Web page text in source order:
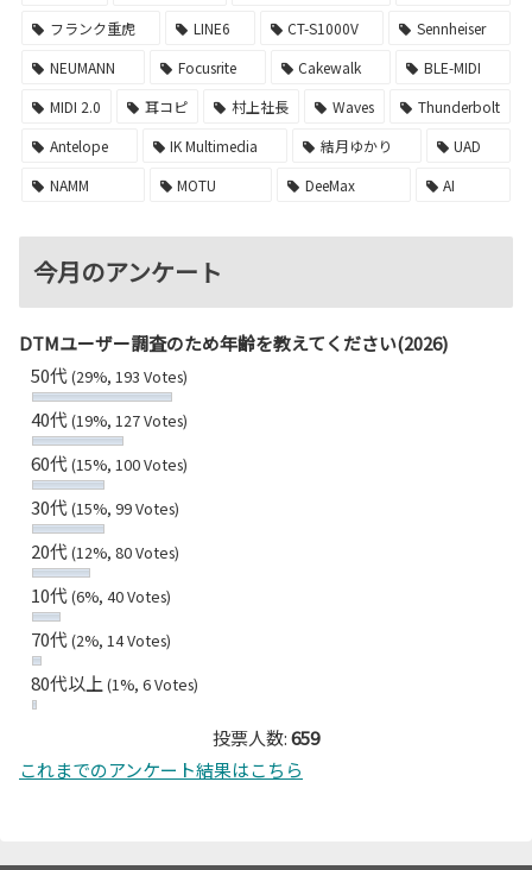
フランク重虎
LINE6 CT-S1000V
Sennheiser
NEUMANN
Focusrite Cakewalk
BLE-MIDI
MIDI 2.0
耳コピ 村上社長 Waves
Thunderbolt
Antelope
IK Multimedia 結月ゆかり
UAD
NAMM
MOTU DeeMax AI
今月のアンケート
DTMユーザー調査のため年齢を教えてください(2026)
50代(29%, 193 Votes)
40代(19%, 127 Votes)
60代(15%, 100 Votes)
30代(15%, 99 Votes)
20代(12%, 80 Votes)
10代(6%, 40 Votes)
70代(2%, 14 Votes)
80代以上 (1%, 6 Votes)
投票人数:659
これまでのアンケート結果はこちら